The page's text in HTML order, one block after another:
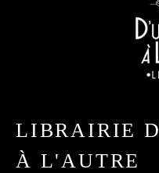
LIBRAIRIE
À L'AUTRE